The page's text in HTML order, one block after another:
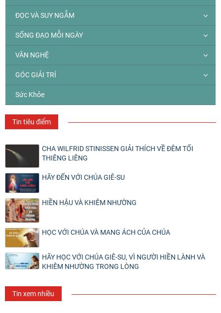
ĐỌC VÀ SUY NGẪM
SỐNG ĐẠO MỖI NGÀY
VĂN NGHỆ
GÓC GIẢI TRÍ
Sức Khỏe
Tin tiêu điểm
CHA WILFRID STINISSEN GIẢI THÍCH VỀ ĐÊM TỐI
THIÊNG LIÊNG
HÃY ĐẾN VỚI CHÚA GIÊ-SU
HIỀN HẬU VÀ KHIÊM NHƯỜNG
HỌC VỚI CHÚA VÀ MANG ÁCH CỦA CHÚA
HÃY HỌC VỚI CHÚA GIÊ-SU, VÌ NGƯỜI HIỀN LÀNH VÀ
KHIÊM NHƯỜNG TRONG LÒNG
Tin xem nhiều